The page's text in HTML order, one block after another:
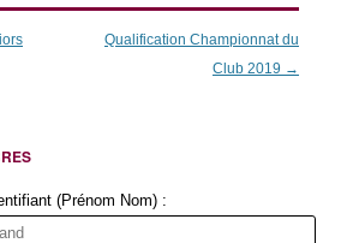
Qualification Championnat du
Club 2019 →
(Prénom Nom) :